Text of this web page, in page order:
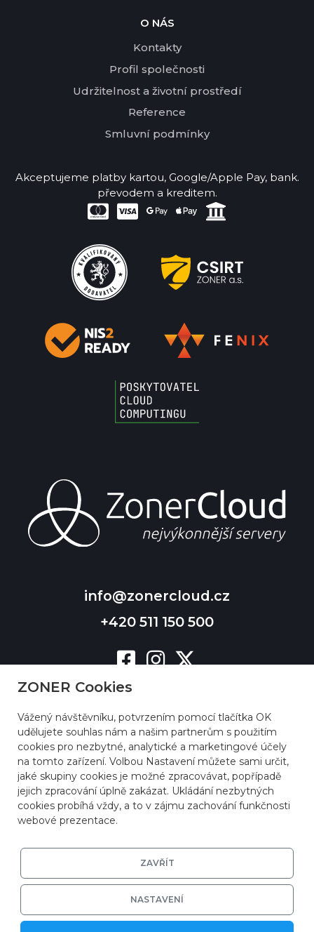
info@zonercloud.cz
+420 511 150 500
O NÁS
Kontakty
Profil společnosti
Udržitelnost a životní prostředí
Reference
Smluvní podmínky
Akceptujeme platby kartou, Google/Apple Pay, bank.
převodem a kreditem.
ZONER Cookies
Vážený návštěvníku, potvrzením pomocí tlačítka OK
udělujete souhlas nám a našim partnerům s použitím
cookies pro nezbytné, analytické a marketingové účely
na tomto zařízení. Volbou Nastavení můžete sami určit,
jaké skupiny cookies je možné zpracovávat, popřípadě
jejich zpracování úplně zakázat. Ukládání nezbytných
cookies probíhá vždy, a to v zájmu zachování funkčnosti
webové prezentace.
ZAVŘÍT
NASTAVENÍ